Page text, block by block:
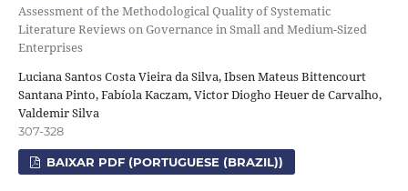
Assessment of the Methodological Quality of Systematic
Literature Reviews on Governance in Small and Medium-Sized
Enterprises
Luciana Santos Costa Vieira da Silva, Ibsen Mateus Bittencourt
Santana Pinto, Fabíola Kaczam, Victor Diogho Heuer de Carvalho,
Valdemir Silva
307-328
BAIXAR PDF (PORTUGUESE (BRAZIL))